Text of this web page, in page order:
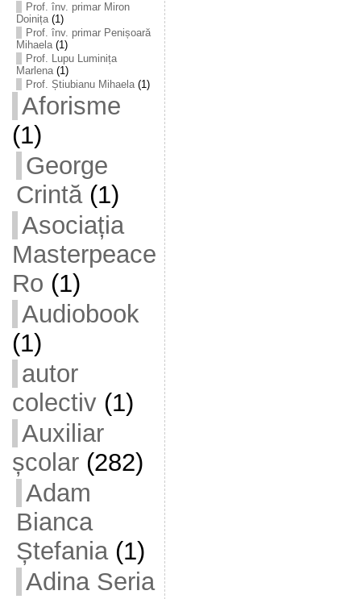
Prof. înv. primar Miron
Doinița(1)
Prof. înv. primar Penișoară
Mihaela(1)
Prof. Lupu Luminița
Marlena(1)
Prof. Știubianu Mihaela(1)
Aforisme
(1)
George
Crintă(1)
Asociația
Masterpeace
Ro (1)
Audiobook
(1)
autor
colectiv(1)
Auxiliar
școlar(282)
Adam
Bianca
Ștefania(1)
Adina Seria